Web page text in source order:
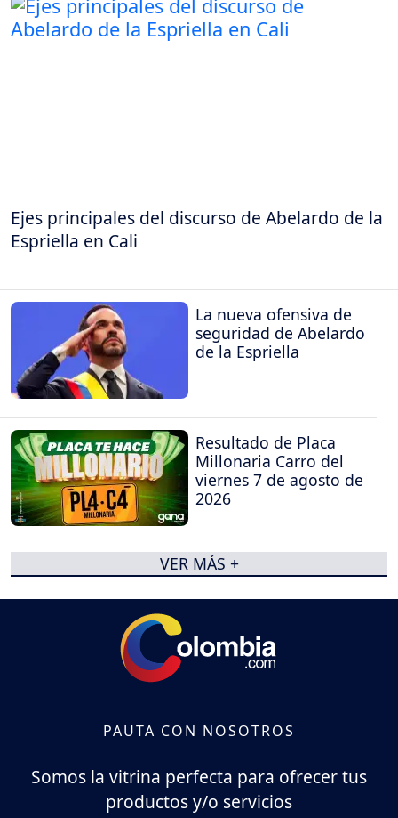
Ejes principales del discurso de Abelardo de la
Espriella en Cali
La nueva ofensiva de
seguridad de Abelardo
de la Espriella
Resultado de Placa
Millonaria Carro del
viernes 7 de agosto de
2026
VER MÁS +
PAUTA CON NOSOTROS
Somos la vitrina perfecta para ofrecer tus
productos y/o servicios